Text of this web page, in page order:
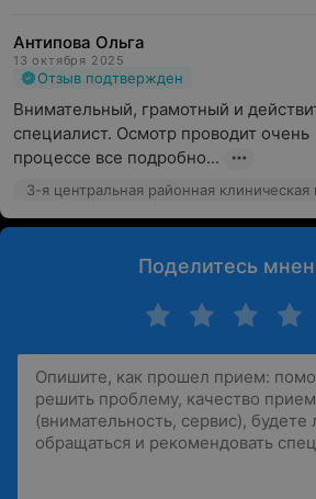
Антипова Ольга
13 октября 2025
Отзыв подтвержден
Внимательный, грамотный и
специалист. Осмотр проводит очень
процессе все подробно...
Поделитесь